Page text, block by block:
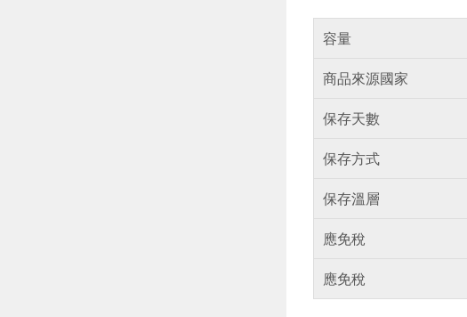
容量
商品來源國家
保存天數
保存方式
保存溫層
應免稅
應免稅